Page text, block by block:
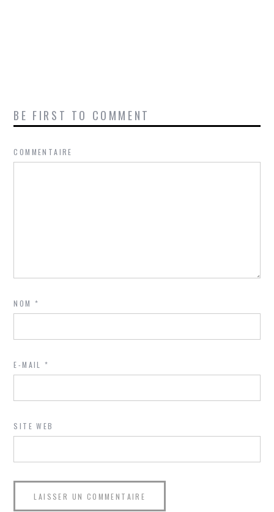
BE FIRST TO COMMENT
COMMENTAIRE
NOM*
E-MAIL*
SITE WEB